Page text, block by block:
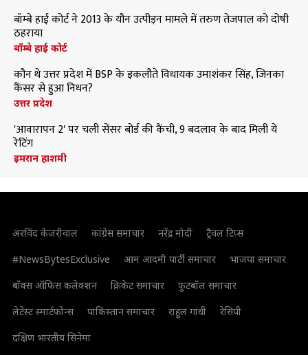
बॉम्बे हाई कोर्ट ने 2013 के यौन उत्पीड़न मामले में तरुण तेजपाल को दोषी
ठहराया
बॉम्बे हाई कोर्ट
कौन थे उत्तर प्रदेश में BSP के इकलौते विधायक उमाशंकर सिंह, जिनका
कैंसर से हुआ निधन?
उत्तर प्रदेश
'आवारापन 2' पर चली सेंसर बोर्ड की कैंची, 9 बदलाव के बाद मिली ये
रेटिंग
इमरान हाशमी
अरविंद केजरीवाल कांग्रेस समाचार नरेंद्र मोदी
ट्रैवल टिप्स
#NewsBytesExclusive
आम आदमी पार्टी समाचार
भाजपा समाचार
बॉक्स ऑफिस कलेक्शन
क्रिकेट समाचार
फुटबॉल समाचार
लेटेस्ट स्मार्टफोन्स
पाकिस्तान समाचार राहुल गांधी
रेसिपी
दक्षिण भारतीय सिनेमा